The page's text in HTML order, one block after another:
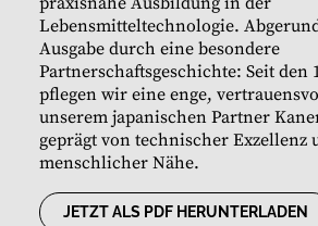
Lebensmitteltechnologie.
Ausgabe durch eine besondere
Partnerschaftsgeschichte: Seit den
pflegen wir eine enge,
unserem japanischen Partner
geprägt von technischer Exzellenz
menschlicher Nähe.
JETZT ALS PDF HERUNTERLADEN